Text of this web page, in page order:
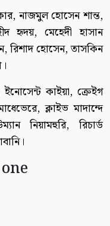
নাজমুল হোসেন শান্ত,
হৃদয়, মেহেদী হাসান
রিশাদ হোসেন, তাসকিন
ইনোসেন্ট কাইয়া, ক্রেইগ
ক্লাইভ মাদান্দে
নিয়ামহুরি, রিচার্ড